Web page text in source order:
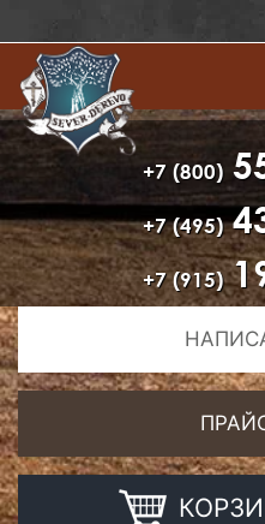
+7 (800)
+7 (495)
+7 (915)